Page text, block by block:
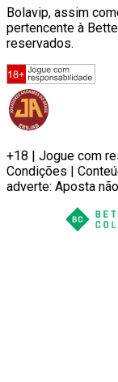
Bolavip, assim
pertencente à
reservados.
+18 | Jogue com
Condições |
adverte: Aposta